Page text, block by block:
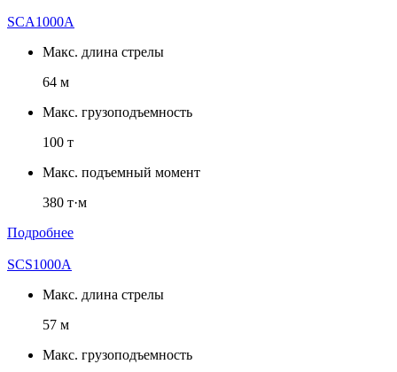
SCA1000A
Макс. длина стрелы
64 м
Макс. грузоподъемность
100 т
Макс. подъемный момент
380 т·м
Подробнее
SCS1000A
Макс. длина стрелы
57 м
Макс. грузоподъемность